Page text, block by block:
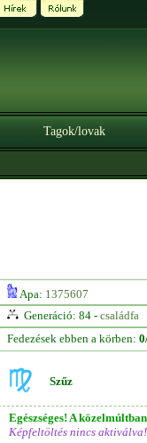
Tagok/lovak
Apa: 1375607
Generáció: 84 - családfa
Fedezések ebben a körben:
Szűz
Egészséges! A
Képfeltöltés nincs aktiválva!